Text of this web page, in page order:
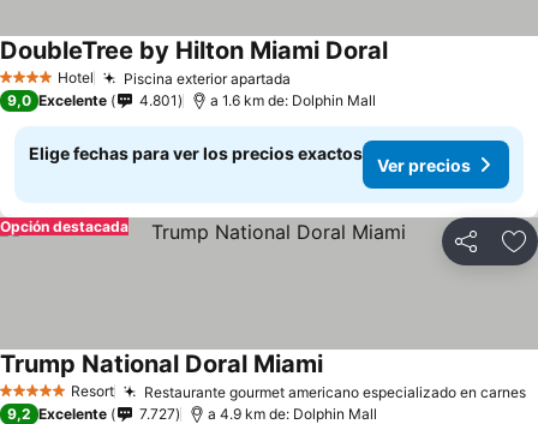
4 EstrellasHotel Piscina exterior apartada
DoubleTree by Hilton Miami DoralVer precios
9,0 Excelente 4.801 a 1.6 km de: Dolphin Mall
Elige fechas para ver los precios exactos
Ver precios
Compartir
Opción destacada
5 Estrellas Resort Restaurante gourmet americano especializado en carnes
Trump National Doral MiamiVer precios
9,2 Excelente 7.727 a 4.9 km de: Dolphin Mall